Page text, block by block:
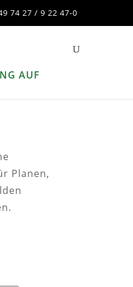
74 27 / 9 22 47-0
Planen,